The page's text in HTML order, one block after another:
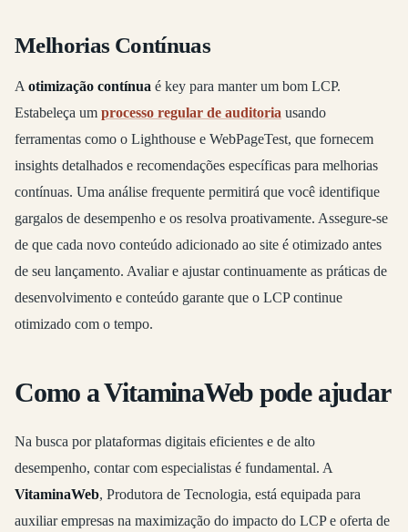
Melhorias Contínuas
A otimização contínua é key para manter um bom LCP.
Estabeleça um processo regular de auditoria usando
ferramentas como o Lighthouse e WebPageTest, que fornecem
insights detalhados e recomendações específicas para melhorias
contínuas. Uma análise frequente permitirá que você identifique
gargalos de desempenho e os resolva proativamente. Assegure-se
de que cada novo conteúdo adicionado ao site é otimizado antes
de seu lançamento. Avaliar e ajustar continuamente as práticas de
desenvolvimento e conteúdo garante que o LCP continue
otimizado com o tempo.
Como a VitaminaWeb pode ajudar
Na busca por plataformas digitais eficientes e de alto
desempenho, contar com especialistas é fundamental. A
VitaminaWeb, Produtora de Tecnologia, está equipada para
auxiliar empresas na maximização do impacto do LCP e oferta de